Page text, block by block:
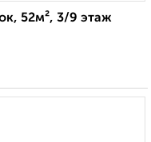
52м², 3/9 этаж